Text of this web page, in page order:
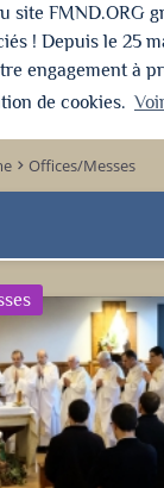
site FMND.ORG
! Depuis le 25
engagement à
de cookies.
keyboard_arrow_right Offices/Messes